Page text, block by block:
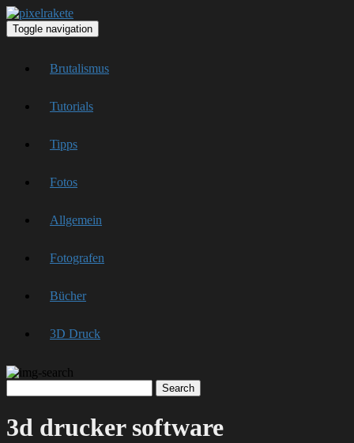
Toggle navigation
Brutalismus
Tutorials
Tipps
Fotos
Allgemein
Fotografen
Bücher
3D Druck
3d drucker software